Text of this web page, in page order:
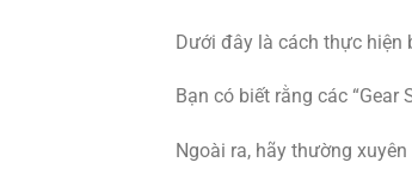
Dưới đây là cách thực hiện
Bạn có biết rằng các
Ngoài ra, hãy thường